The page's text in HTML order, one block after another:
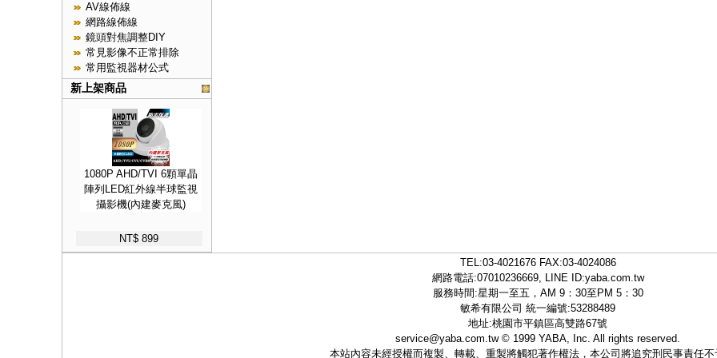
AV線佈線
網路線佈線
鏡頭對焦調整DIY
常見影像不正常排除
常用監視器材公式
新上架商品
1080P AHD/TVI 6顆單晶
陣列LED紅外線半球監視
攝影機(內建麥克風)
NT$ 899
TEL:03-4021676FAX:03-4024086
網路電話:07010236669, LINE ID:yaba.com.tw
服務時間:星期一至五，AM 9：30至PM 5：30
敏希有限公司 統一編號:53288489
地址:桃園市平鎮區高雙路67號
service@yaba.com.tw© 1999 YABA, Inc. All rights reserved.
本站內容未經授權而複製、轉載、重製將觸犯著作權法，本公司將追究刑民事責任不